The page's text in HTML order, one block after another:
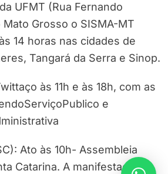
UFMT (Rua Fernando
Grosso o SISMA-MT
14 horas nas cidades de
Tangará da Serra e Sinop.
às 11h e às 18h, com as
e
Ato às 10h- Assembleia
Catarina. A manifestação é